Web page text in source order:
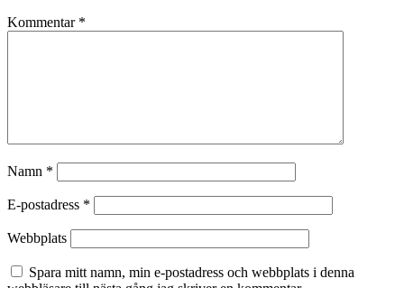
Kommentar *
Namn *
E-postadress *
Webbplats
Spara mitt namn, min e-postadress och webbplats i denna